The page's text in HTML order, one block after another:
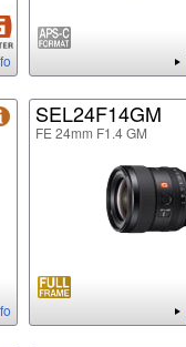
SEL24F14GM
FE 24mm F1.4 GM